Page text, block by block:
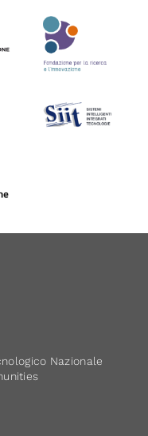
Nazionale